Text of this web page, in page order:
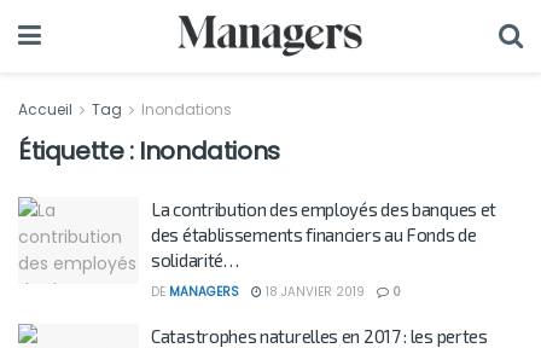
Accueil Tag Inondations
Étiquette : Inondations
La contribution des employés des banques et
des établissements financiers au Fonds de
solidarité…
DE MANAGERS 18 JANVIER 2019 0
Catastrophes naturelles en 2017 : les pertes